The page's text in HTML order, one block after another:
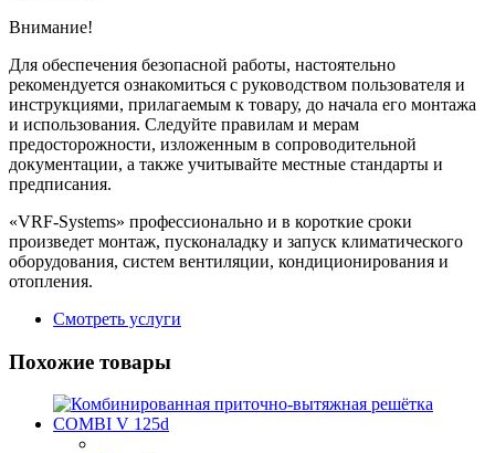
Внимание!
Для обеспечения безопасной работы, настоятельно
рекомендуется ознакомиться с руководством пользователя и
инструкциями, прилагаемым к товару, до начала его монтажа
и использования. Следуйте правилам и мерам
предосторожности, изложенным в сопроводительной
документации, а также учитывайте местные стандарты и
предписания.
«VRF-Systems» профессионально и в короткие сроки
произведет монтаж, пусконаладку и запуск климатического
оборудования, систем вентиляции, кондиционирования и
отопления.
Смотреть услуги
Похожие товары